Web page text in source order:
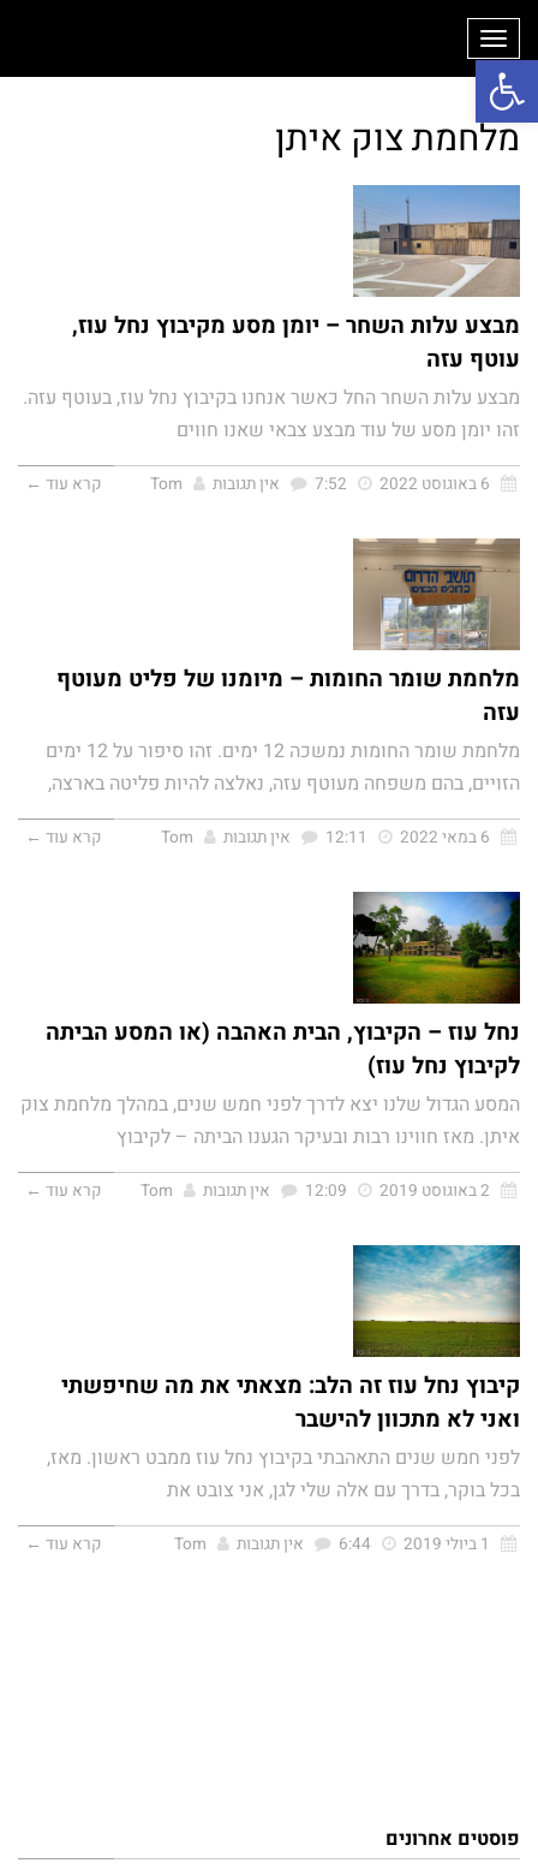
פתח סרגל נגישות
תפריט
מלחמת צוק איתן
מבצע עלות השחר – יומן מסע מקיבוץ נחל עוז,
עוטף עזה
מבצע עלות השחר החל כאשר אנחנו בקיבוץ נחל עוז, בעוטף עזה.
זהו יומן מסע של עוד מבצע צבאי שאנו חווים
אין תגובות Tom קרא עוד ←
מלחמת שומר החומות – מיומנו של פליט מעוטף
עזה
מלחמת שומר החומות נמשכה 12 ימים. זהו סיפור על 12 ימים
הזויים, בהם משפחה מעוטף עזה, נאלצה להיות פליטה בארצה,
אין תגובות Tom קרא עוד ←
נחל עוז – הקיבוץ, הבית האהבה (או המסע הביתה
לקיבוץ נחל עוז)
המסע הגדול שלנו יצא לדרך לפני חמש שנים, במהלך מלחמת צוק
איתן. מאז חווינו רבות ובעיקר הגענו הביתה – לקיבוץ
אין תגובות Tom קרא עוד ←
קיבוץ נחל עוז זה הלב: מצאתי את מה שחיפשתי
ואני לא מתכוון להישבר
לפני חמש שנים התאהבתי בקיבוץ נחל עוז ממבט ראשון. מאז,
בכל בוקר, בדרך עם אלה שלי לגן, אני צובט את
אין תגובות Tom קרא עוד ←
פוסטים אחרונים